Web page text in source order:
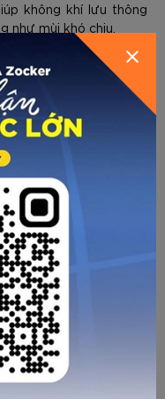
không khí lưu thông
như mùi khó chịu.
lòng trong của gót giày
sẽ hạn chế việc xước
chất liệu bằng da Pu
nguy cơ xước gót khi
SIZE TƯ